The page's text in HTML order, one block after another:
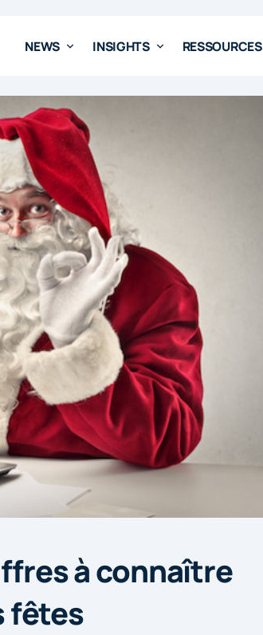
NEWS INSIGHTS RESSOURCES
à connaître
fêtes